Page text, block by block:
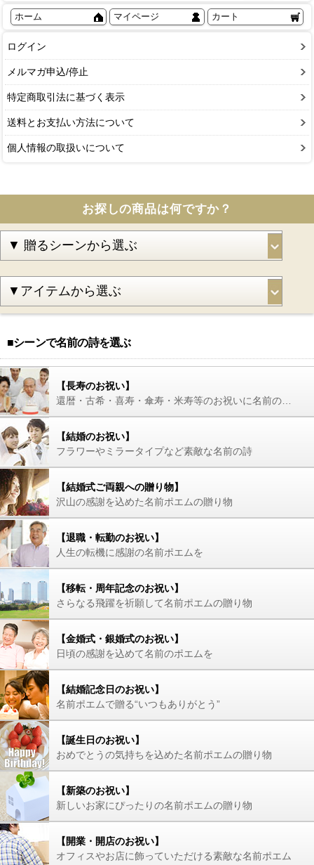
ホーム マイページ カート
ログイン
メルマガ申込/停止
特定商取引法に基づく表示
送料とお支払い方法について
個人情報の取扱いについて
お探しの商品は何ですか？
■シーンで名前の詩を選ぶ
【長寿のお祝い】
【結婚のお祝い】
フラワーやミラータイプなど素敵な名前の詩
【結婚式ご両親への贈り物】
沢山の感謝を込めた名前ポエムの贈り物
【退職・転勤のお祝い】
人生の転機に感謝の名前ポエムを
【移転・周年記念のお祝い】
さらなる飛躍を祈願して名前ポエムの贈り物
【金婚式・銀婚式のお祝い】
日頃の感謝を込めて名前のポエムを
【結婚記念日のお祝い】
名前ポエムで贈る“いつもありがとう”
【誕生日のお祝い】
おめでとうの気持ちを込めた名前ポエムの贈り物
【新築のお祝い】
新しいお家にぴったりの名前ポエムの贈り物
【開業・開店のお祝い】
オフィスやお店に飾っていただける素敵な名前ポエム